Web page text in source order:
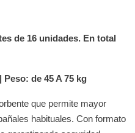
de 16 unidades. En total
de 45 A 75 kg
que permite mayor
habituales. Con formato